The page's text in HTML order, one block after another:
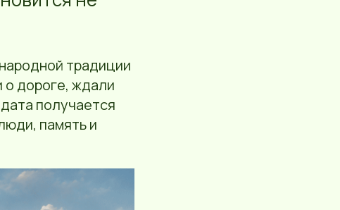
традиции
о дороге, ждали
получается
память и